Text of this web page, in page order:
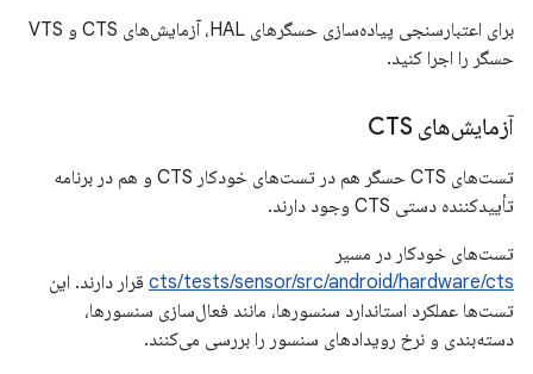
برای اعتبارسنجی پیاده‌سازی حسگرهای HAL، آزمایش‌های CTS و VTS
حسگر را اجرا کنید.
آزمایش‌های CTS
تست‌های CTS حسگر هم در تست‌های خودکار CTS و هم در برنامه
تأییدکننده دستی CTS وجود دارند.
تست‌های خودکار در مسیر
cts/tests/sensor/src/android/hardware/cts قرار دارند. این
تست‌ها عملکرد استاندارد سنسورها، مانند فعال‌سازی سنسورها،
دسته‌بندی و نرخ رویدادهای سنسور را بررسی می‌کنند.